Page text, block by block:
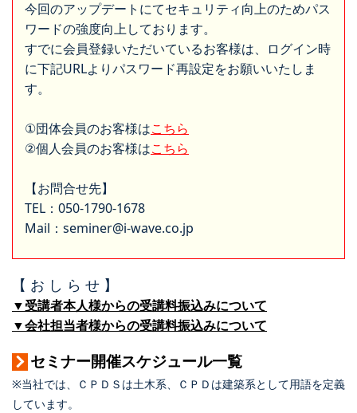
今回のアップデートにてセキュリティ向上のためパス
ワードの強度向上しております。
すでに会員登録いただいているお客様は、ログイン時
に下記URLよりパスワード再設定をお願いいたしま
す。
①団体会員のお客様はこちら
②個人会員のお客様はこちら
【お問合せ先】
TEL：050-1790-1678
Mail：seminer@i-wave.co.jp
【 お し ら せ 】
▼受講者本人様からの受講料振込みについて
▼会社担当者様からの受講料振込みについて
セミナー開催スケジュール一覧
※当社では、ＣＰＤＳは土木系、ＣＰＤは建築系として用語を定義
しています。